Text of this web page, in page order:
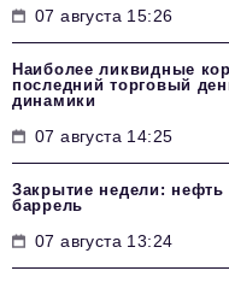
07 августа 15:26
Наиболее ликвидные
последний торговый
динамики
07 августа 14:25
Закрытие недели: нефть
баррель
07 августа 13:24